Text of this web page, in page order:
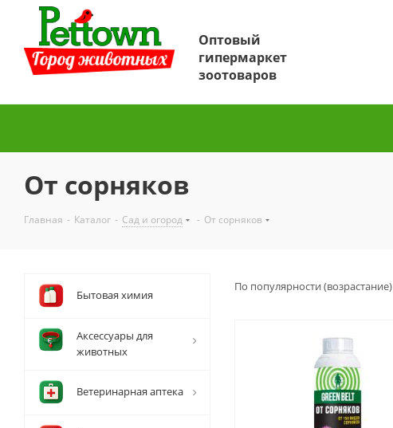
Оптовый
гипермаркет
зоотоваров
От сорняков
Главная - Каталог - Сад и огород - От сорняков
По популярности (возрастание)
Бытовая химия
Аксессуары для
животных
Ветеринарная аптека